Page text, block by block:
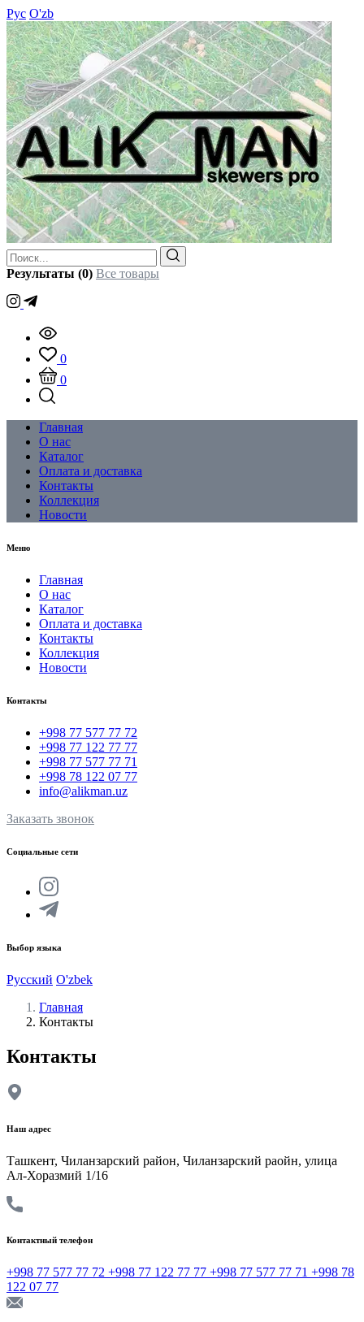
Рус O'zb
Результаты (0) Все товары
0
0
Главная
О нас
Каталог
Оплата и доставка
Контакты
Коллекция
Новости
Меню
Главная
О нас
Каталог
Оплата и доставка
Контакты
Коллекция
Новости
Контакты
+998 77 577 77 72
+998 77 122 77 77
+998 77 577 77 71
+998 78 122 07 77
info@alikman.uz
Заказать звонок
Социальные сети
Выбор языка
Русский O'zbek
Главная
Контакты
Контакты
Наш адрес
Ташкент, Чиланзарский район, Чиланзарский раойн, улица
Ал-Хоразмий 1/16
Контактный телефон
+998 77 577 77 72 +998 77 122 77 77 +998 77 577 77 71 +998 78
122 07 77